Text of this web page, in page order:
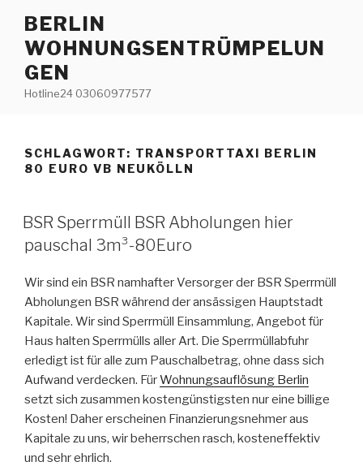
Inhalt
springen
BERLIN
WOHNUNGSENTRÜMPELUN
GEN
Hotline24 03060977577
SCHLAGWORT: TRANSPORTTAXI BERLIN
80 EURO VB NEUKÖLLN
VERÖFFENTLICHT
AM
BSR Sperrmüll BSR Abholungen hier
pauschal 3m³-80Euro
Wir sind ein BSR namhafter Versorger der BSR Sperrmüll
Abholungen BSR während der ansässigen Hauptstadt
Kapitale. Wir sind Sperrmüll Einsammlung, Angebot für
Haus halten Sperrmülls aller Art. Die Sperrmüllabfuhr
erledigt ist für alle zum Pauschalbetrag, ohne dass sich
Aufwand verdecken. FürWohnungsauflösung Berlin
setzt sich zusammen kostengünstigsten nur eine billige
Kosten! Daher erscheinen Finanzierungsnehmer aus
Kapitale zu uns, wir beherrschen rasch, kosteneffektiv
und sehr ehrlich.